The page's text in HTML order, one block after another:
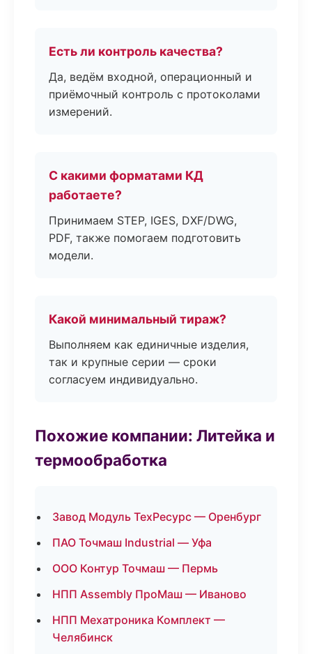
Есть ли контроль качества?
Да, ведём входной, операционный и
приёмочный контроль с протоколами
измерений.
С какими форматами КД
работаете?
Принимаем STEP, IGES, DXF/DWG,
PDF, также помогаем подготовить
модели.
Какой минимальный тираж?
Выполняем как единичные изделия,
так и крупные серии — сроки
согласуем индивидуально.
Похожие компании: Литейка и
термообработка
Завод Модуль ТехРесурс — Оренбург
ПАО Точмаш Industrial — Уфа
ООО Контур Точмаш — Пермь
НПП Assembly ПроМаш — Иваново
НПП Мехатроника Комплект —
Челябинск